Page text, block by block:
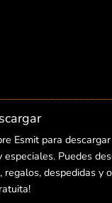
Esmit para
Puedes
despedidas y